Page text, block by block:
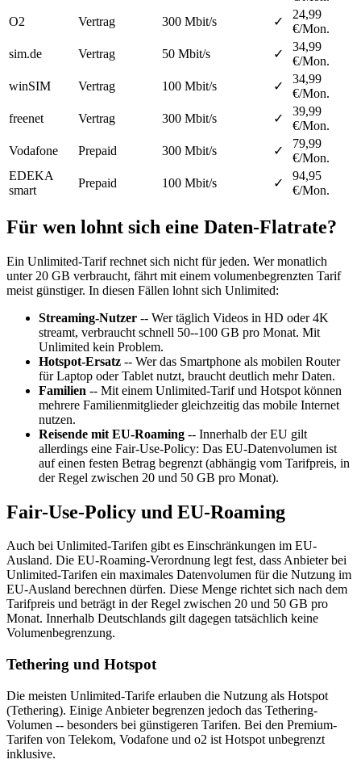
O2
Vertrag 300 Mbit/s ✓
24,99
€/Mon.
sim.de
Vertrag 50 Mbit/s ✓
34,99
€/Mon.
winSIM
Vertrag 100 Mbit/s ✓
34,99
€/Mon.
freenet
Vertrag 300 Mbit/s ✓
39,99
€/Mon.
Vodafone
Prepaid 300 Mbit/s ✓
79,99
€/Mon.
EDEKA
smart
Prepaid 100 Mbit/s ✓
94,95
€/Mon.
Für wen lohnt sich eine Daten-Flatrate?
Ein Unlimited-Tarif rechnet sich nicht für jeden. Wer monatlich
unter 20 GB verbraucht, fährt mit einem volumenbegrenzten Tarif
meist günstiger. In diesen Fällen lohnt sich Unlimited:
Streaming-Nutzer -- Wer täglich Videos in HD oder 4K
streamt, verbraucht schnell 50--100 GB pro Monat. Mit
Unlimited kein Problem.
Hotspot-Ersatz -- Wer das Smartphone als mobilen Router
für Laptop oder Tablet nutzt, braucht deutlich mehr Daten.
Familien -- Mit einem Unlimited-Tarif und Hotspot können
mehrere Familienmitglieder gleichzeitig das mobile Internet
nutzen.
Reisende mit EU-Roaming -- Innerhalb der EU gilt
allerdings eine Fair-Use-Policy: Das EU-Datenvolumen ist
auf einen festen Betrag begrenzt (abhängig vom Tarifpreis, in
der Regel zwischen 20 und 50 GB pro Monat).
Fair-Use-Policy und EU-Roaming
Auch bei Unlimited-Tarifen gibt es Einschränkungen im EU-
Ausland. Die EU-Roaming-Verordnung legt fest, dass Anbieter bei
Unlimited-Tarifen ein maximales Datenvolumen für die Nutzung im
EU-Ausland berechnen dürfen. Diese Menge richtet sich nach dem
Tarifpreis und beträgt in der Regel zwischen 20 und 50 GB pro
Monat. Innerhalb Deutschlands gilt dagegen tatsächlich keine
Volumenbegrenzung.
Tethering und Hotspot
Die meisten Unlimited-Tarife erlauben die Nutzung als Hotspot
(Tethering). Einige Anbieter begrenzen jedoch das Tethering-
Volumen -- besonders bei günstigeren Tarifen. Bei den Premium-
Tarifen von Telekom, Vodafone und o2 ist Hotspot unbegrenzt
inklusive.